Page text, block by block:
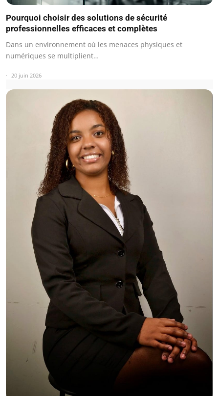
Pourquoi choisir des solutions de sécurité
professionnelles efficaces et complètes
Dans un environnement où les menaces physiques et
numériques se multiplient…
20 juin 2026